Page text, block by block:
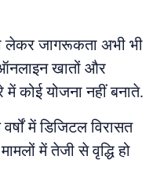
लेकर जागरूकता अभी भी
खातों और
में कोई योजना नहीं बनाते.
में डिजिटल विरासत
में तेजी से वृद्धि हो